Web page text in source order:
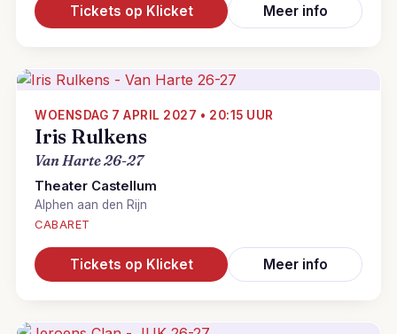
Tickets op Klicket Meer info
WOENSDAG 7 APRIL 2027 • 20:15 UUR
Iris Rulkens
Van Harte 26-27
Theater Castellum
Alphen aan den Rijn
CABARET
Tickets op Klicket Meer info